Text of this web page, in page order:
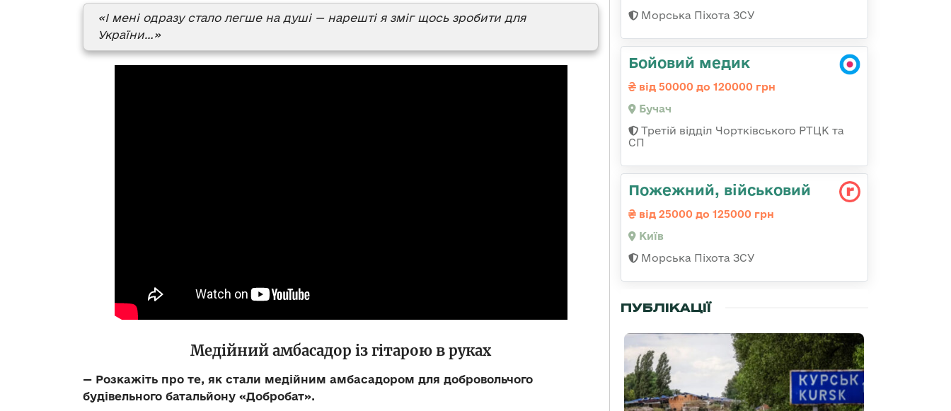
«І мені одразу стало легше на душі — нарешті я зміг щось зробити для
України…»
Медійний амбасадор із гітарою в руках
— Розкажіть про те, як стали медійним амбасадором для добровольчого
будівельного батальйону «Добробат».
Морська Піхота ЗСУ
Бойовий медик
від 50000 до 120000 грн
Бучач
Третій відділ Чортківського РТЦК та
СП
Пожежний, військовий
від 25000 до 125000 грн
Київ
Морська Піхота ЗСУ
ПУБЛІКАЦІЇ